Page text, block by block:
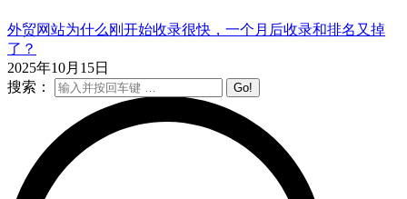
外贸网站为什么刚开始收录很快，一个月后收录和排名又掉
了？
2025年10月15日
搜索：